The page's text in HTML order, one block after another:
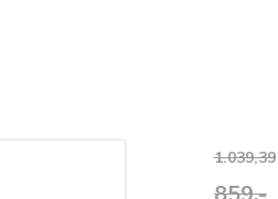
1.039,39
859,-